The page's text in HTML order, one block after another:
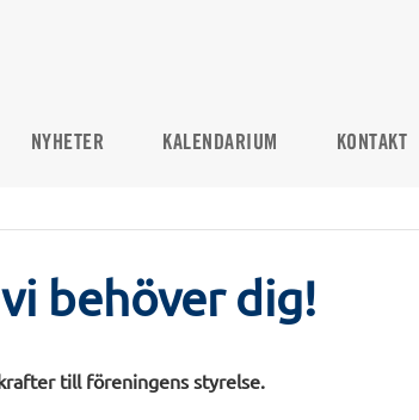
NYHETER KALENDARIUM KONTAKT
behöver dig!
till föreningens styrelse.